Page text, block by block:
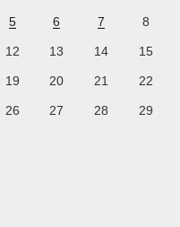
5 6 7 8
12 13 14 15
19 20 21 22
26 27 28 29